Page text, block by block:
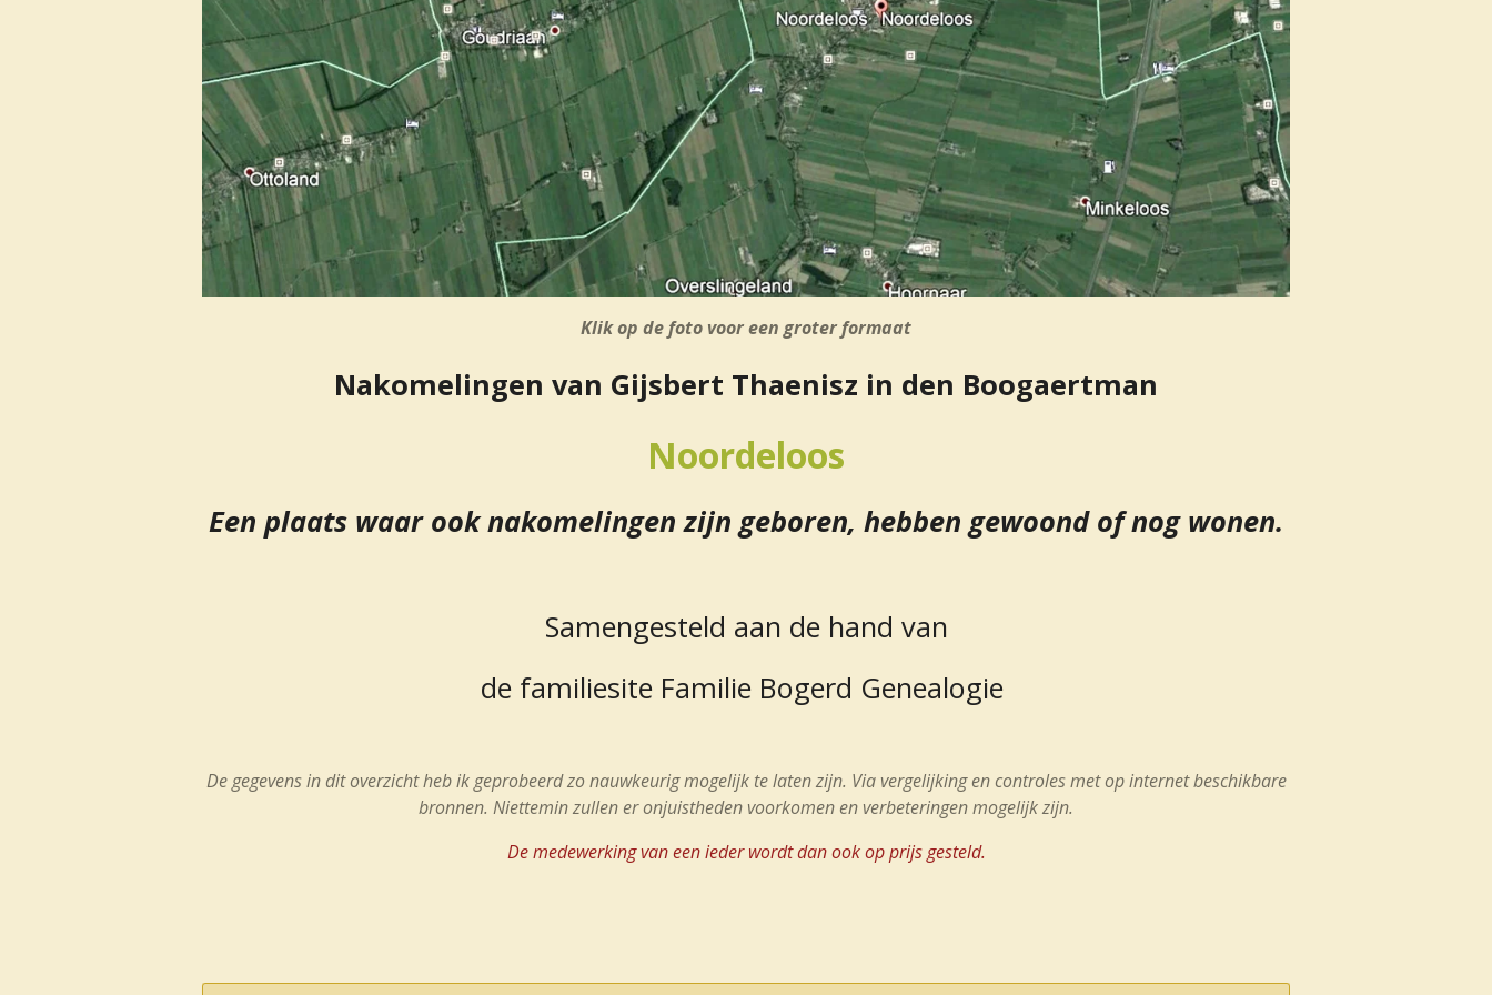
Klik op de foto voor een groter formaat
Nakomelingen van Gijsbert Thaenisz in den Boogaertman
Noordeloos
Een plaats waar ook nakomelingen zijn geboren, hebben gewoond of nog wonen.
Samengesteld aan de hand van
de familiesite Familie Bogerd Genealogie
De gegevens in dit overzicht heb ik geprobeerd zo nauwkeurig mogelijk te laten zijn. Via vergelijking en controles met op internet beschikbare
bronnen. Niettemin zullen er onjuistheden voorkomen en verbeteringen mogelijk zijn.
De medewerking van een ieder wordt dan ook op prijs gesteld.